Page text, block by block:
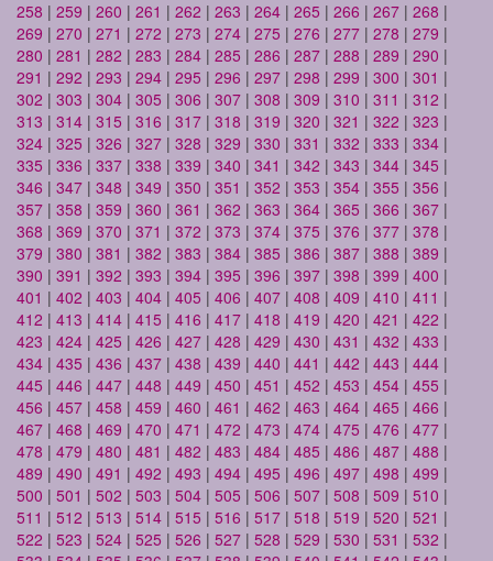
258 | 259 | 260 | 261 | 262 | 263 | 264 | 265 | 266 | 267 | 268 |
269 | 270 | 271 | 272 | 273 | 274 | 275 | 276 | 277 | 278 | 279 |
280 | 281 | 282 | 283 | 284 | 285 | 286 | 287 | 288 | 289 | 290 |
291 | 292 | 293 | 294 | 295 | 296 | 297 | 298 | 299 | 300 | 301 |
302 | 303 | 304 | 305 | 306 | 307 | 308 | 309 | 310 | 311 | 312 |
313 | 314 | 315 | 316 | 317 | 318 | 319 | 320 | 321 | 322 | 323 |
324 | 325 | 326 | 327 | 328 | 329 | 330 | 331 | 332 | 333 | 334 |
335 | 336 | 337 | 338 | 339 | 340 | 341 | 342 | 343 | 344 | 345 |
346 | 347 | 348 | 349 | 350 | 351 | 352 | 353 | 354 | 355 | 356 |
357 | 358 | 359 | 360 | 361 | 362 | 363 | 364 | 365 | 366 | 367 |
368 | 369 | 370 | 371 | 372 | 373 | 374 | 375 | 376 | 377 | 378 |
379 | 380 | 381 | 382 | 383 | 384 | 385 | 386 | 387 | 388 | 389 |
390 | 391 | 392 | 393 | 394 | 395 | 396 | 397 | 398 | 399 | 400 |
401 | 402 | 403 | 404 | 405 | 406 | 407 | 408 | 409 | 410 | 411 |
412 | 413 | 414 | 415 | 416 | 417 | 418 | 419 | 420 | 421 | 422 |
423 | 424 | 425 | 426 | 427 | 428 | 429 | 430 | 431 | 432 | 433 |
434 | 435 | 436 | 437 | 438 | 439 | 440 | 441 | 442 | 443 | 444 |
445 | 446 | 447 | 448 | 449 | 450 | 451 | 452 | 453 | 454 | 455 |
456 | 457 | 458 | 459 | 460 | 461 | 462 | 463 | 464 | 465 | 466 |
467 | 468 | 469 | 470 | 471 | 472 | 473 | 474 | 475 | 476 | 477 |
478 | 479 | 480 | 481 | 482 | 483 | 484 | 485 | 486 | 487 | 488 |
489 | 490 | 491 | 492 | 493 | 494 | 495 | 496 | 497 | 498 | 499 |
500 | 501 | 502 | 503 | 504 | 505 | 506 | 507 | 508 | 509 | 510 |
511 | 512 | 513 | 514 | 515 | 516 | 517 | 518 | 519 | 520 | 521 |
522 | 523 | 524 | 525 | 526 | 527 | 528 | 529 | 530 | 531 | 532 |